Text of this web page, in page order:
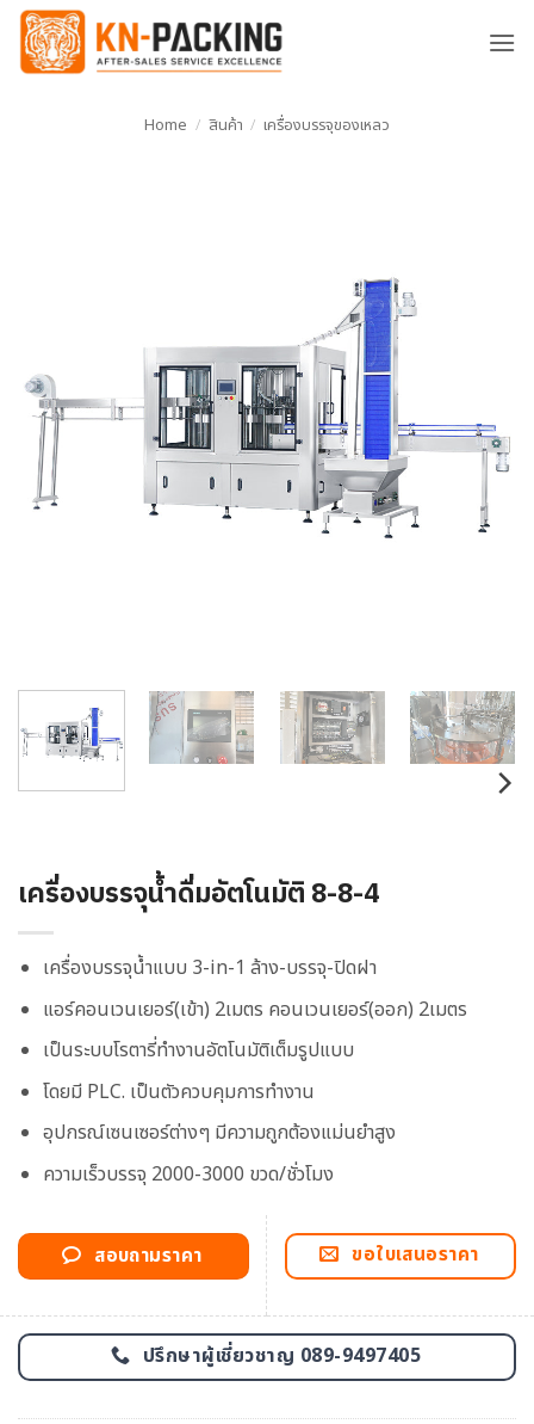
ข้าม
ยัง
Home / สินค้า / เครื่องบรรจุของเหลว
เครื่องบรรจุน้ำดื่มอัตโนมัติ 8-8-4
เครื่องบรรจุน้ำแบบ 3-in-1 ล้าง-บรรจุ-ปิดฝา
แอร์คอนเวนเยอร์(เข้า) 2เมตร คอนเวนเยอร์(ออก) 2เมตร
เป็นระบบโรตารี่ทำงานอัตโนมัติเต็มรูปแบบ
โดยมี PLC. เป็นตัวควบคุมการทำงาน
อุปกรณ์เซนเซอร์ต่างๆ มีความถูกต้องแม่นยำสูง
ความเร็วบรรจุ 2000-3000 ขวด/ชั่วโมง
สอบถามราคา ขอใบเสนอราคา
ปรึกษาผู้เชี่ยวชาญ 089-9497405